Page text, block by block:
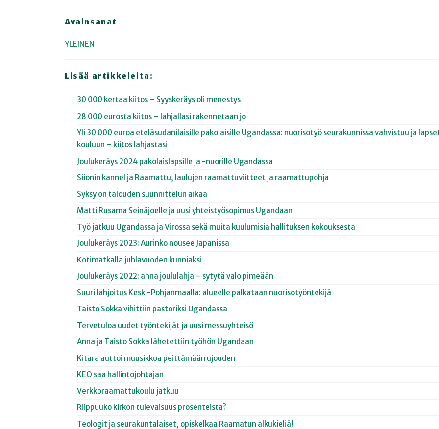
Avainsanat
YLEINEN
Lisää artikkeleita:
30 000 kertaa kiitos – Syyskeräys oli menestys
28 000 eurosta kiitos – lahjallasi rakennetaan jo
Yli 30 000 euroa eteläsudanilaisille pakolaisille Ugandassa: nuorisotyö seurakunnissa vahvistuu ja
kouluun – kiitos lahjastasi
Joulukeräys 2024 pakolaislapsille ja -nuorille Ugandassa
Siionin kannel ja Raamattu, laulujen raamattuviitteet ja raamattupohja
Syksy on talouden suunnittelun aikaa
Matti Rusama Seinäjoelle ja uusi yhteistyösopimus Ugandaan
Työ jatkuu Ugandassa ja Virossa sekä muita kuulumisia hallituksen kokouksesta
Joulukeräys 2023: Aurinko nousee Japanissa
Kotimatkalla juhlavuoden kunniaksi
Joulukeräys 2022: anna joululahja – sytytä valo pimeään
Suuri lahjoitus Keski-Pohjanmaalla: alueelle palkataan nuorisotyöntekijä
Taisto Sokka vihittiin pastoriksi Ugandassa
Tervetuloa uudet työntekijät ja uusi messuyhteisö
Anna ja Taisto Sokka lähetettiin työhön Ugandaan
Kitara auttoi muusikkoa peittämään ujouden
KEO saa hallintojohtajan
Verkkoraamattukoulu jatkuu
Riippuuko kirkon tulevaisuus prosenteista?
Teologit ja seurakuntalaiset, opiskelkaa Raamatun alkukieliä!